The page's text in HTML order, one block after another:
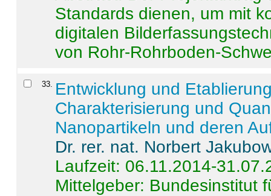
Standards dienen, um mit
digitalen
von Rohr-Rohrboden-
33. Entwicklung und
Charakterisierung und
Nanopartikeln und deren
Dr. rer. nat. Norbert
Laufzeit: 06.11.2014-
Mittelgeber: Bundesinstitut